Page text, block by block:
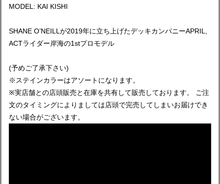
MODEL: KAI KISHI
SHANE O’NEILLが2019年に立ち上げたデッキカンパニーAPRIL,
ACTライダー岸海の1stプロモデル
(予めご了承下さい)
※ステインカラーはアソートになります。
※実店舗との店頭販売と在庫を共有して販売しております。 ご注
文のタイミングによりましては店頭で完売してしまいお届けでき
ない場合がございます。